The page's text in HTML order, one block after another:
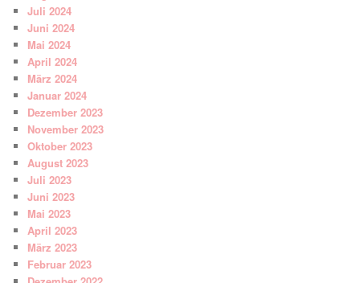
Juli 2024
Juni 2024
Mai 2024
April 2024
März 2024
Januar 2024
Dezember 2023
November 2023
Oktober 2023
August 2023
Juli 2023
Juni 2023
Mai 2023
April 2023
März 2023
Februar 2023